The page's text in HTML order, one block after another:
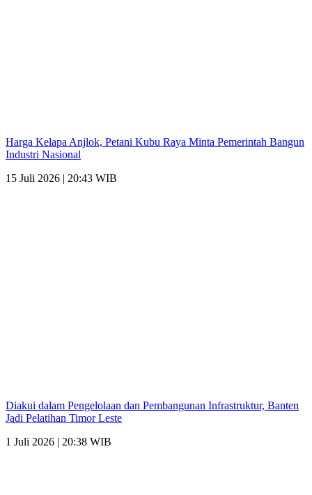
Harga Kelapa Anjlok, Petani Kubu Raya Minta Pemerintah Bangun
Industri Nasional
15 Juli 2026 | 20:43 WIB
Diakui dalam Pengelolaan dan Pembangunan Infrastruktur, Banten
Jadi Pelatihan Timor Leste
1 Juli 2026 | 20:38 WIB